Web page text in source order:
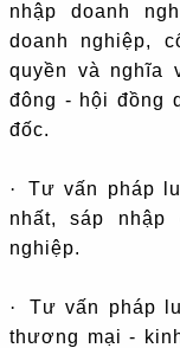
nhập doanh
doanh nghiệp,
quyền và nghĩa
đông - hội đồng
đốc.
·
Tư vấn pháp
nhất, sáp nhập
nghiệp.
·
Tư vấn pháp
thương mại -